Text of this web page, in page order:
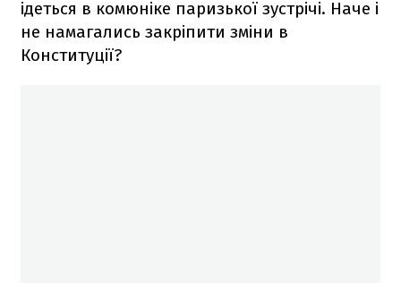
ідеться в комюніке паризької зустрічі. Наче і
не намагались закріпити зміни в
Конституції?